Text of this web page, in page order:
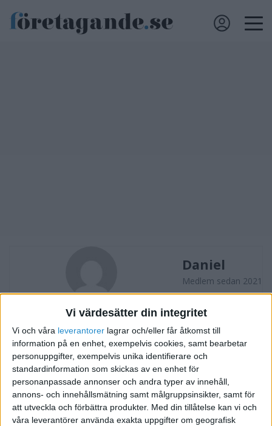
Vi värdesätter din integritet
Vi och våra leverantorer lagrar och/eller får åtkomst till
information på en enhet, exempelvis cookies, samt bearbetar
personuppgifter, exempelvis unika identifierare och
standardinformation som skickas av en enhet för
personanpassade annonser och andra typer av innehåll,
annons- och innehållsmätning samt målgruppsinsikter, samt för
att utveckla och förbättra produkter. Med din tillåtelse kan vi och
våra leverantörer använda exakta uppgifter om geografisk
Daniel
Medlem sedan 2021
Följ Skicka meddelande
FORUMAKTIVITET
Hur fungerar konkurser aktiebolag
Tråd
i Bokföring forum, Skatter och
Företagsformer
1
för 5 år sedan